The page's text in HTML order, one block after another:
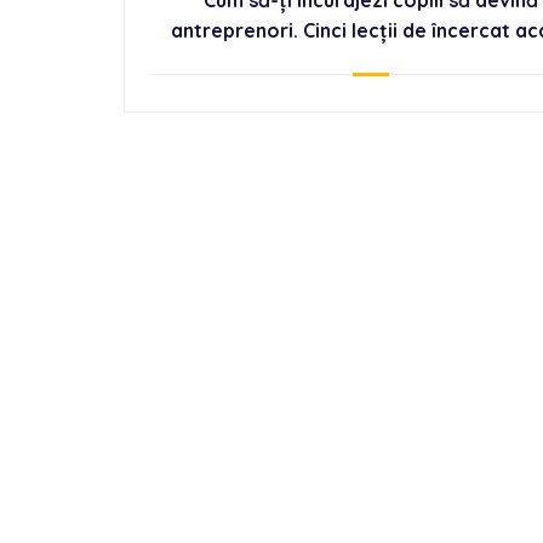
antreprenori. Cinci lecții de încercat